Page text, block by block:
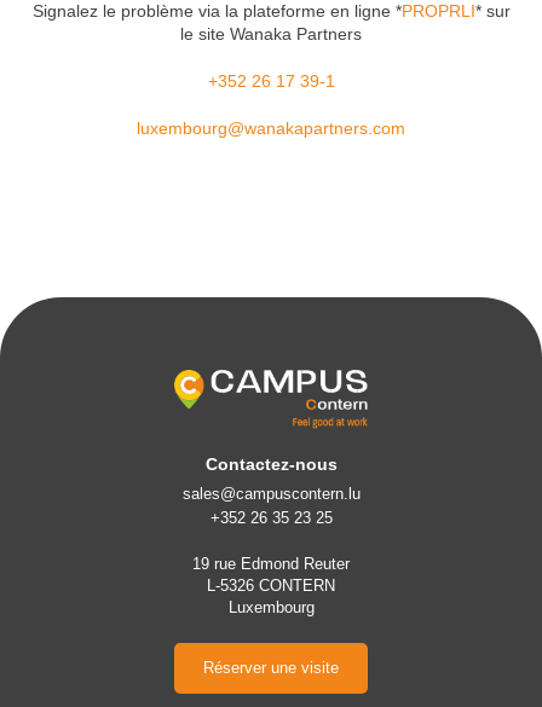
Signalez le problème via la plateforme en ligne *PROPRLI* sur
le site Wanaka Partners
+352 26 17 39-1
luxembourg@wanakapartners.com
Contactez-nous
sales@campuscontern.lu
+352 26 35 23 25
19 rue Edmond Reuter
L-5326 CONTERN
Luxembourg
Réserver une visite